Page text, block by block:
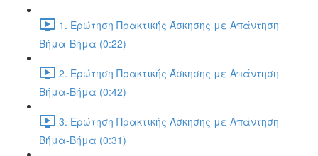
1. Ερώτηση Πρακτικής Άσκησης με Απάντηση
Βήμα-Βήμα (0:22)
2. Ερώτηση Πρακτικής Άσκησης με Απάντηση
Βήμα-Βήμα (0:42)
3. Ερώτηση Πρακτικής Άσκησης με Απάντηση
Βήμα-Βήμα (0:31)